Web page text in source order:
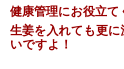
健康管理にお役立て
生姜を入れても更に
いですよ！